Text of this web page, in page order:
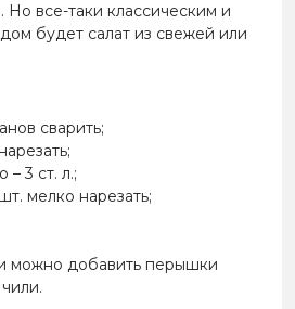
Но все-таки классическим и
будет салат из свежей или
сварить;
– 3 ст. л.;
мелко нарезать;
можно добавить перышки